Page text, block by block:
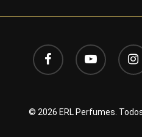
facebook youtube
© 2026 ERL Perfumes.